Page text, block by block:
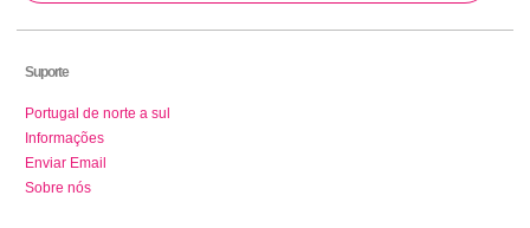
Suporte
Portugal de norte a sul
Informações
Enviar Email
Sobre nós